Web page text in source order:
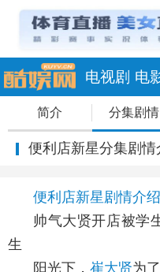
电视剧 电
简介 分集剧情
便利店新星分集剧情
便利店新星剧情介绍
帅气大贤开店被学
生
阳光下， 崔大贤为